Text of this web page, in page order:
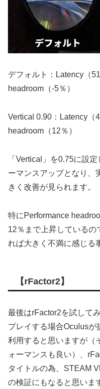
デフォルト：Latency（
headroom（-5％）
Vertical 0.90：Latency
headroom（12％）
「Vertical」を0.75に設
ーマンスアップとなり、
きく改善が見られます。
特にPerformance
12％まで上昇しているの
れば大きく不満に感じる
【rFactor2】
最後はrFactor2を試して
プレイする場合Oculusが
利用すると思いますが（
ォーマンスも良い）、
タイトルの為、STEAM
の検証にもなると思いま